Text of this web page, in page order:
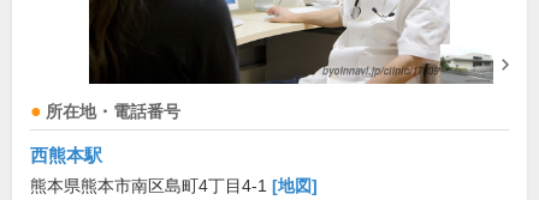
所在地・電話番号
西熊本駅
熊本県熊本市南区島町4丁目4-1 [地図]